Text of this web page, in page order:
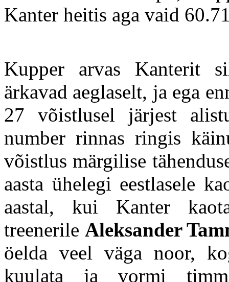
Kanter heitis aga vaid
Kupper arvas Kanterit
ärkavad aeglaselt, ja ega
27 võistlusel järjest
number rinnas ringis
võistlus märgilise
aasta ühelegi eestlasele
aastal, kui Kanter
treenerile Aleksander
öelda veel väga noor,
kuulata ja vormi